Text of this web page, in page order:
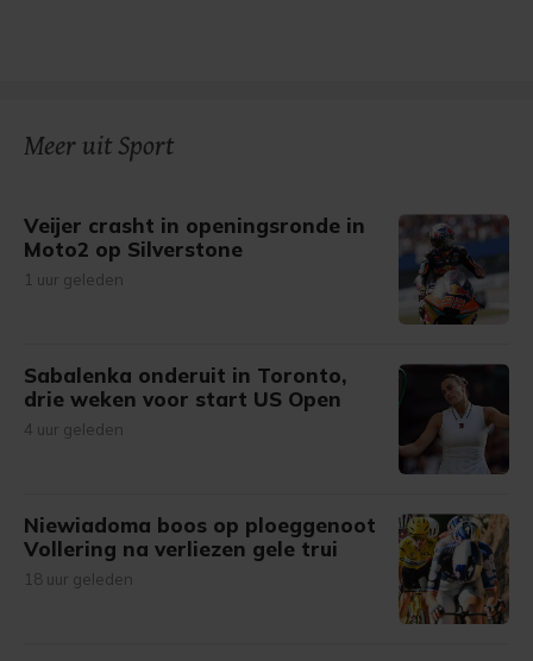
Meer uit Sport
Veijer crasht in openingsronde in
Moto2 op Silverstone
1 uur geleden
Sabalenka onderuit in Toronto,
drie weken voor start US Open
4 uur geleden
Niewiadoma boos op ploeggenoot
Vollering na verliezen gele trui
18 uur geleden